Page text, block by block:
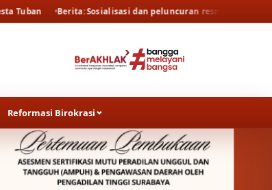
Sosialisasi dan peluncuran resmi persidangan elektronik oleh
Reformasi Birokrasi